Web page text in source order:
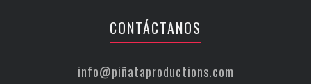
CONTÁCTANOS
info@piñataproductions.com